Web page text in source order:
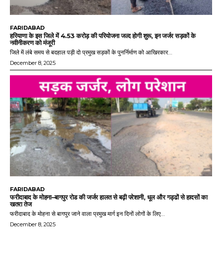
FARIDABAD
हरियाणा के इस जिले में 4.53 करोड़ की परियोजना जल्द होगी शुरू, इन जर्जर सड़कों के
नवीनीकरण को मंजूरी
जिले में लंबे समय से बदहाल पड़ी दो प्रमुख सड़कों के पुनर्निर्माण को आखिरकार...
December 8, 2025
FARIDABAD
फरीदाबाद के मोहना–बागपुर रोड की जर्जर हालत से बढ़ी परेशानी, धूल और गड्ढों से हादसों का
खतरा तेज
फरीदाबाद के मोहना से बागपुर जाने वाला प्रमुख मार्ग इन दिनों लोगों के लिए...
December 8, 2025